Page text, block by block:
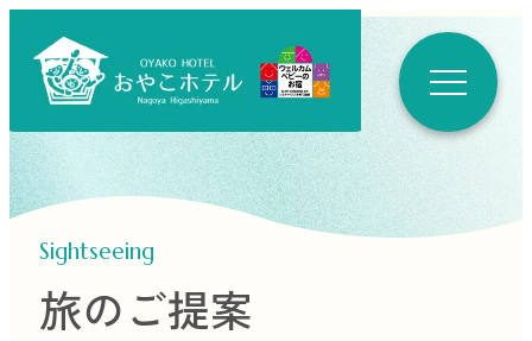
Sightseeing
旅のご提案